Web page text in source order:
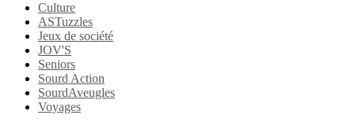
Culture
ASTuzzles
Jeux de société
JOV'S
Seniors
Sourd Action
SourdAveugles
Voyages